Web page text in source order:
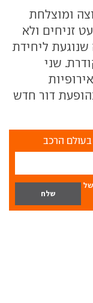
ומוצלחת
זניחים ולא
ליחידת
שני
דור חדש
הרכב
של